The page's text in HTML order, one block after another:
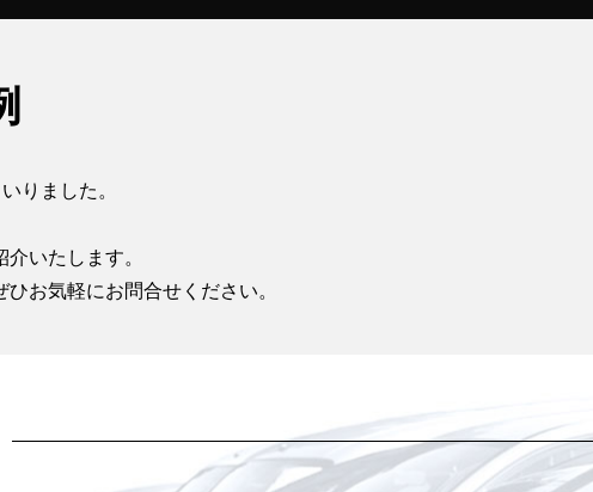
りました。
いたします。
お気軽にお問合せください。